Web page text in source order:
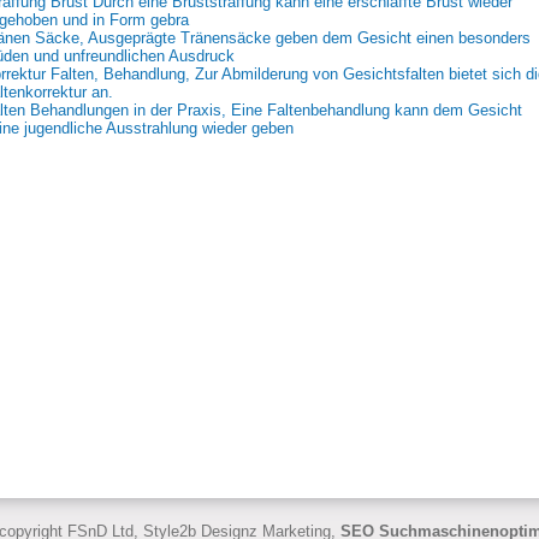
und in Form gebra
Säcke, Ausgeprägte Tränensäcke geben dem Gesicht einen besonders
und unfreundlichen Ausdruck
Falten, Behandlung, Zur Abmilderung von Gesichtsfalten bietet sich
an.
Behandlungen in der Praxis, Eine Faltenbehandlung kann dem Gesicht
jugendliche Ausstrahlung wieder geben
FSnD Ltd, Style2b Designz Marketing, SEO